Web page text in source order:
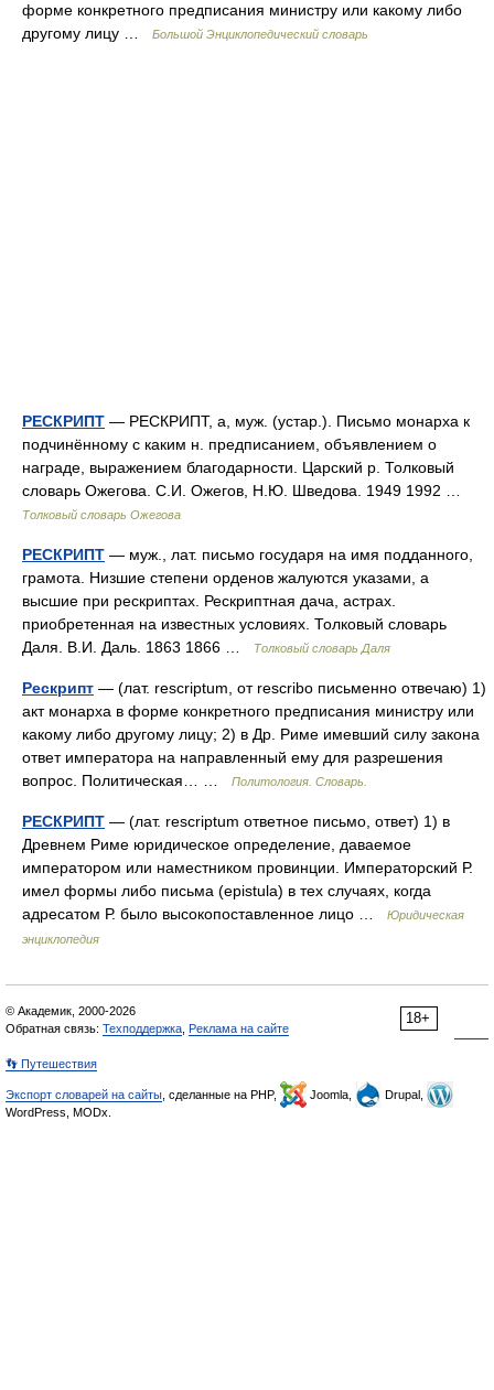
форме конкретного предписания министру или какому либо
другому лицу …
Большой Энциклопедический словарь
РЕСКРИПТ — РЕСКРИПТ, а, муж. (устар.). Письмо монарха к
подчинённому с каким н. предписанием, объявлением о
награде, выражением благодарности. Царский р. Толковый
словарь Ожегова. С.И. Ожегов, Н.Ю. Шведова. 1949 1992 …
Толковый словарь Ожегова
РЕСКРИПТ — муж., лат. письмо государя на имя подданного,
грамота. Низшие степени орденов жалуются указами, а
высшие при рескриптах. Рескриптная дача, астрах.
приобретенная на известных условиях. Толковый словарь
Даля. В.И. Даль. 1863 1866 …
Толковый словарь Даля
Рескрипт — (лат. rescriptum, от rescribo письменно отвечаю) 1)
акт монарха в форме конкретного предписания министру или
какому либо другому лицу; 2) в Др. Риме имевший силу закона
ответ императора на направленный ему для разрешения
вопрос. Политическая… …
Политология. Словарь.
РЕСКРИПТ — (лат. rescriptum ответное письмо, ответ) 1) в
Древнем Риме юридическое определение, даваемое
императором или наместником провинции. Императорский Р.
имел формы либо письма (epistula) в тех случаях, когда
адресатом Р. было высокопоставленное лицо …
Юридическая
энциклопедия
18+
© Академик, 2000-2026
Обратная связь: Техподдержка Реклама на сайте
👣 Путешествия
Экспорт словарей на сайты , сделанные на PHP, Joomla,
Drupal,
WordPress, MODx.